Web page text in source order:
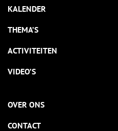
KALENDER
THEMA’S
ACTIVITEITEN
VIDEO’S
OVER ONS
CONTACT